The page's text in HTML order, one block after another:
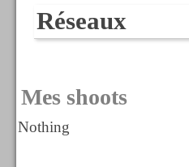
Réseaux
Mes shoots
Nothing